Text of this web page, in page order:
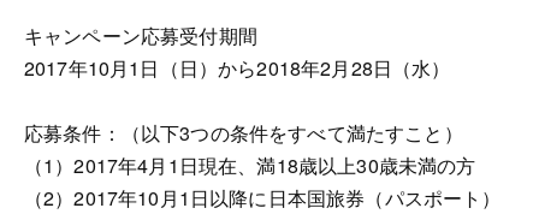
キャンペーン応募受付期間
2017年10月1日（日）から2018年2月28日（水）
応募条件：（以下3つの条件をすべて満たすこと）
（1）2017年4月1日現在、満18歳以上30歳未満の方
（2）2017年10月1日以降に日本国旅券（パスポート）